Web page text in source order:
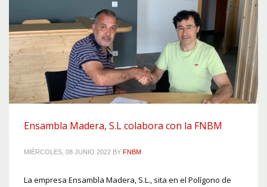
Ensambla Madera, S.L colabora con la FNBM
MIÉRCOLES, 08 JUNIO 2022 BY FNBM
La empresa Ensambla Madera, S.L., sita en el Polígono de